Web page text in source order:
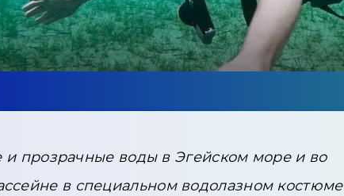
и прозрачные воды в Эгейском море и во
в специальном водолазном костюме